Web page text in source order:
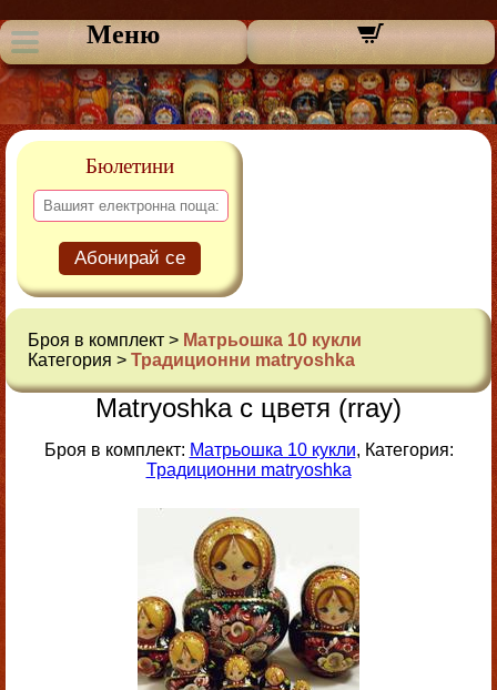
Меню
Бюлетини
Абонирай се
Броя в комплект > Матрьошка 10 кукли
Категория > Традиционни matryoshka
Matryoshka с цветя (rray)
Броя в комплект: Матрьошка 10 кукли, Категория:
Традиционни matryoshka